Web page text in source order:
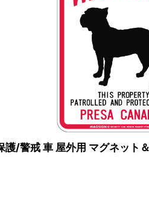
/警戒 車 屋外用 マグネット